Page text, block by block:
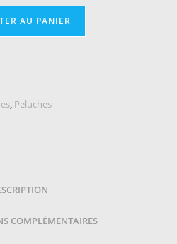
AU PANIER
, Peluches
COMPLÉMENTAIRES